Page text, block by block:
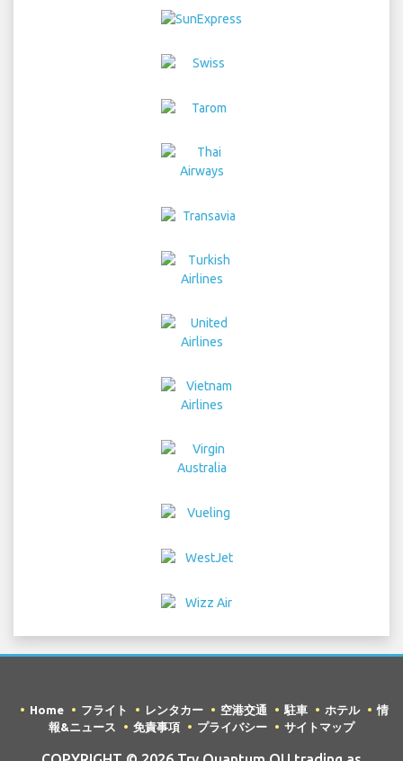
Home フライト レンタカー 空港交通 駐車 ホテル
情
報&ニュース
免責事項 プライバシー サイトマップ